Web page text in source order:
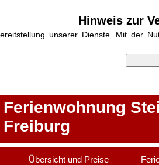
Hinweis zur
unserer Dienste. Mit der
Ferienwohnung
Freiburg
Übersicht und Preise